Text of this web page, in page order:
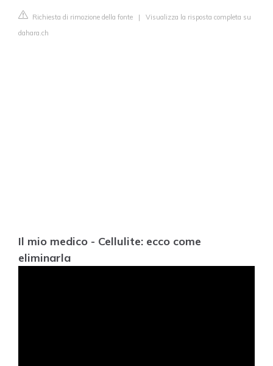
Richiesta di rimozione della fonte | Visualizza la risposta completa su
dahara.ch
Il mio medico - Cellulite: ecco come
eliminarla